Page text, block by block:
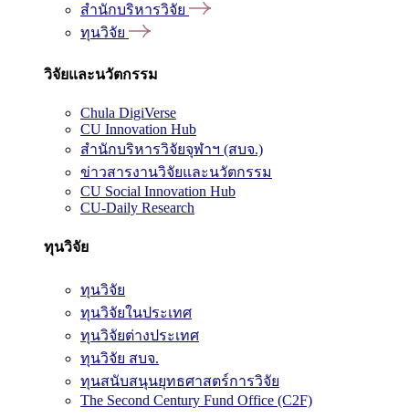
สำนักบริหารวิจัย
ทุนวิจัย
วิจัยและนวัตกรรม
Chula DigiVerse
CU Innovation Hub
สำนักบริหารวิจัยจุฬาฯ (สบจ.)
ข่าวสารงานวิจัยและนวัตกรรม
CU Social Innovation Hub
CU-Daily Research
ทุนวิจัย
ทุนวิจัย
ทุนวิจัยในประเทศ
ทุนวิจัยต่างประเทศ
ทุนวิจัย สบจ.
ทุนสนับสนุนยุทธศาสตร์การวิจัย
The Second Century Fund Office (C2F)